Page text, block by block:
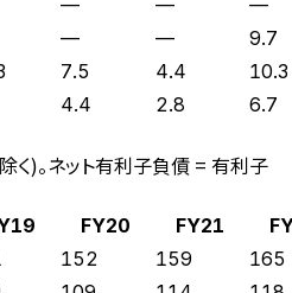
— — 9.7
7.5 4.4 10.3
4.4 2.8 6.7
)。ネット有利子負債 = 有利子
FY20 FY21
152 159 165